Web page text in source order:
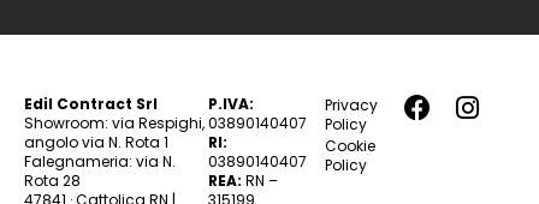
Edil Contract Srl
Showroom: via Respighi,
angolo via N. Rota 1
Falegnameria: via N.
Rota 28
47841 · Cattolica RN |
P.IVA:
03890140407
RI:
03890140407
REA: RN –
315199
Privacy
Policy
Cookie
Policy